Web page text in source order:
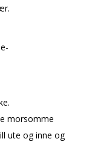
morsomme
ute og inne og